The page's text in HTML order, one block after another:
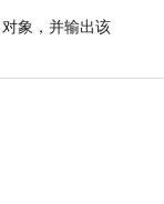
象，并输出该